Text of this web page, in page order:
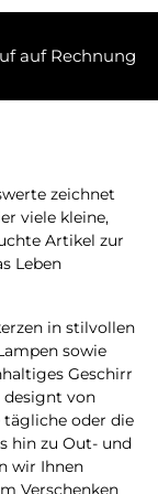
Silber läuft
bleifrei
Diese
eine
Schöne
bei
dieses
Es bleibt
auf Rechnung
zeichnet
viele kleine,
Artikel zur
Leben
in stilvollen
sowie
Geschirr
designt von
oder die
hin zu Out- und
wir Ihnen
Verschenken